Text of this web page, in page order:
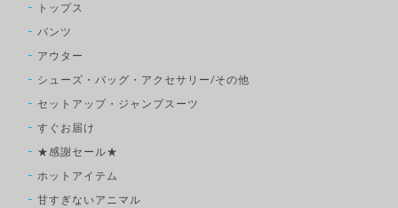
トップス
パンツ
アウター
シューズ・バッグ・アクセサリー/その他
セットアップ・ジャンプスーツ
すぐお届け
★感謝セール★
ホットアイテム
甘すぎないアニマル